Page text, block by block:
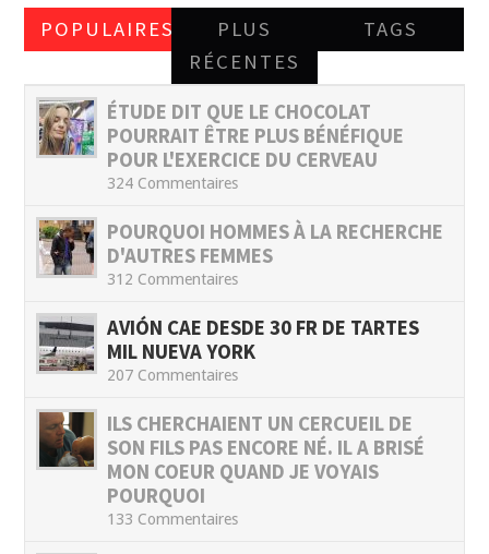
POPULAIRES
PLUS
RÉCENTES
TAGS
ÉTUDE DIT QUE LE CHOCOLAT
POURRAIT ÊTRE PLUS BÉNÉFIQUE
POUR L'EXERCICE DU CERVEAU
324 Commentaires
POURQUOI HOMMES À LA RECHERCHE
D'AUTRES FEMMES
312 Commentaires
AVIÓN CAE DESDE 30 FR DE TARTES
MIL NUEVA YORK
207 Commentaires
ILS CHERCHAIENT UN CERCUEIL DE
SON FILS PAS ENCORE NÉ. IL A BRISÉ
MON COEUR QUAND JE VOYAIS
POURQUOI
133 Commentaires